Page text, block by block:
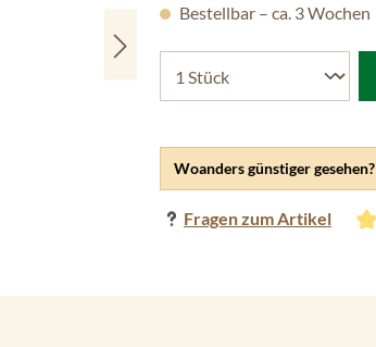
Woanders günstiger gesehen?
Fragen zum Artikel
Bestellbar – ca. 3 Wochen